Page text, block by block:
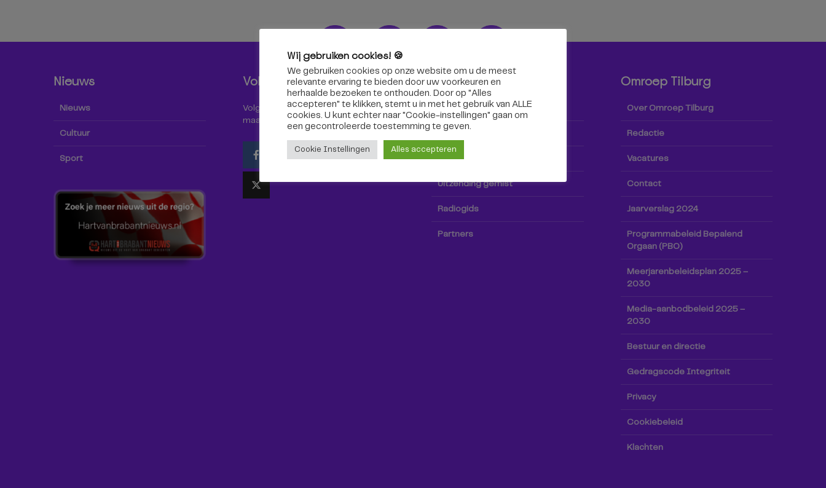
Nieuws
Nieuws
Cultuur
Sport
Volg ons!
Volg Omroep Tilburg niet alleen hier,
maar ook via social media!
Radio & TV
Kijk tv
Radio
TV-gids
Uitzending gemist
Radiogids
Partners
Omroep Tilburg
Over Omroep Tilburg
Redactie
Vacatures
Contact
Jaarverslag 2024
Programmabeleid Bepalend
Orgaan (PBO)
Meerjarenbeleidsplan 2025 –
2030
Media-aanbodbeleid 2025 –
2030
Bestuur en directie
Gedragscode Integriteit
Privacy
Cookiebeleid
Klachten
Wij gebruiken cookies! 🍪
We gebruiken cookies op onze website om u de meest
relevante ervaring te bieden door uw voorkeuren en
herhaalde bezoeken te onthouden. Door op "Alles
accepteren" te klikken, stemt u in met het gebruik van ALLE
cookies. U kunt echter naar "Cookie-instellingen" gaan om
een ​​gecontroleerde toestemming te geven.
Cookie Instellingen Alles accepteren